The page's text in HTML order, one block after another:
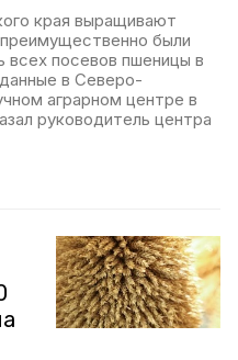
края выращивают
были
посевов пшеницы в
в Северо-
аграрном центре в
руководитель центра